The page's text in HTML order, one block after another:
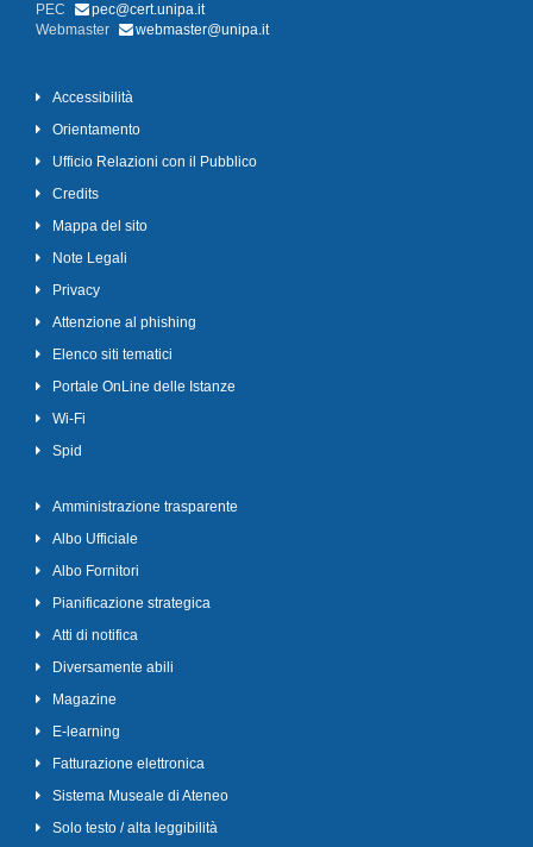
PEC
pec@cert.unipa.it
Webmaster
webmaster@unipa.it
Accessibilità
Orientamento
Ufficio Relazioni con il Pubblico
Credits
Mappa del sito
Note Legali
Privacy
Attenzione al phishing
Elenco siti tematici
Portale OnLine delle Istanze
Wi-Fi
Spid
Amministrazione trasparente
Albo Ufficiale
Albo Fornitori
Pianificazione strategica
Atti di notifica
Diversamente abili
Magazine
E-learning
Fatturazione elettronica
Sistema Museale di Ateneo
Solo testo / alta leggibilità